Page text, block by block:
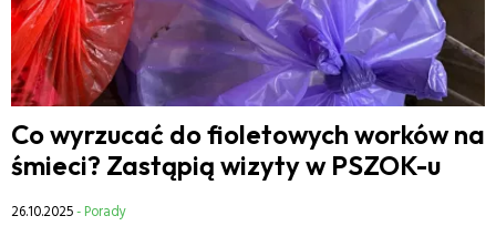
Co wyrzucać do fioletowych worków na
śmieci? Zastąpią wizyty w PSZOK-u
26.10.2025- Porady